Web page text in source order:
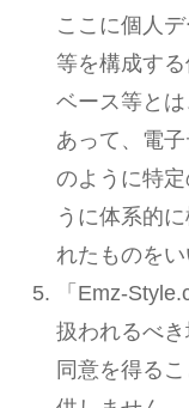
ここに個人
等を構成す
ベース等と
あって、電
のように特
うに体系的
れたものをい
「Emz-
扱われるべ
同意を得る